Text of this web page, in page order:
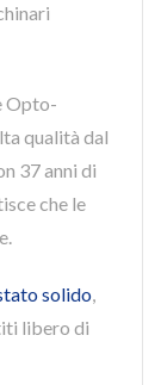
Opto-
qualità dal
37 anni di
che le
solido,
libero di